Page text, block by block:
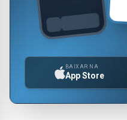
BAIXAR NA
App Store